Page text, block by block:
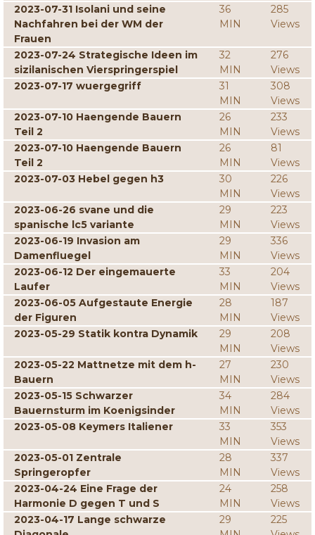
2023-07-31 Isolani und seine
Nachfahren bei der WM der
Frauen
36
MIN
285
Views
2023-07-24 Strategische Ideen im
sizilanischen Vierspringerspiel
32
MIN
276
Views
2023-07-17 wuergegriff
31
MIN
308
Views
2023-07-10 Haengende Bauern
Teil 2
26
MIN
233
Views
2023-07-10 Haengende Bauern
Teil 2
26
MIN
81
Views
2023-07-03 Hebel gegen h3
30
MIN
226
Views
2023-06-26 svane und die
spanische lc5 variante
29
MIN
223
Views
2023-06-19 Invasion am
Damenfluegel
29
MIN
336
Views
2023-06-12 Der eingemauerte
Laufer
33
MIN
204
Views
2023-06-05 Aufgestaute Energie
der Figuren
28
MIN
187
Views
2023-05-29 Statik kontra Dynamik
29
MIN
208
Views
2023-05-22 Mattnetze mit dem h-
Bauern
27
MIN
230
Views
2023-05-15 Schwarzer
Bauernsturm im Koenigsinder
34
MIN
284
Views
2023-05-08 Keymers Italiener
33
MIN
353
Views
2023-05-01 Zentrale
Springeropfer
28
MIN
337
Views
2023-04-24 Eine Frage der
Harmonie D gegen T und S
24
MIN
258
Views
2023-04-17 Lange schwarze
29
225